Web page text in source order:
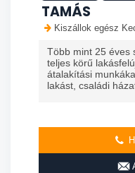
TAMÁS
Kiszállok egész
Több mint 25 éves
teljes körű
átalakítási
lakást, családi